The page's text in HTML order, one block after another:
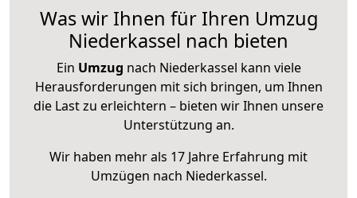
Was wir Ihnen für Ihren Umzug
Niederkassel nach bieten
Ein Umzug nach Niederkassel kann viele
Herausforderungen mit sich bringen, um Ihnen
die Last zu erleichtern – bieten wir Ihnen unsere
Unterstützung an.
Wir haben mehr als 17 Jahre Erfahrung mit
Umzügen nach Niederkassel.